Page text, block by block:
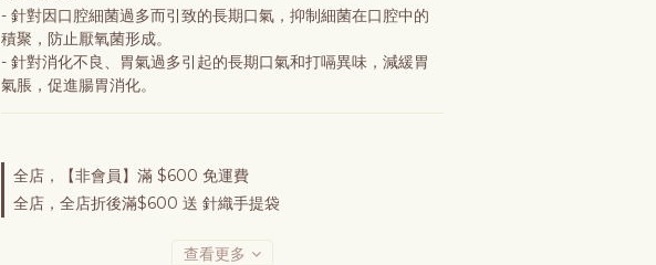
- 針對因口腔細菌過多而引致的長期口氣，抑制細菌在口腔中的
積聚，防止厭氧菌形成。
- 針對消化不良、胃氣過多引起的長期口氣和打嗝異味，減緩胃
氣脹，促進腸胃消化。
全店，【非會員】滿 $600 免運費
全店，全店折後滿$600 送 針織手提袋
查看更多